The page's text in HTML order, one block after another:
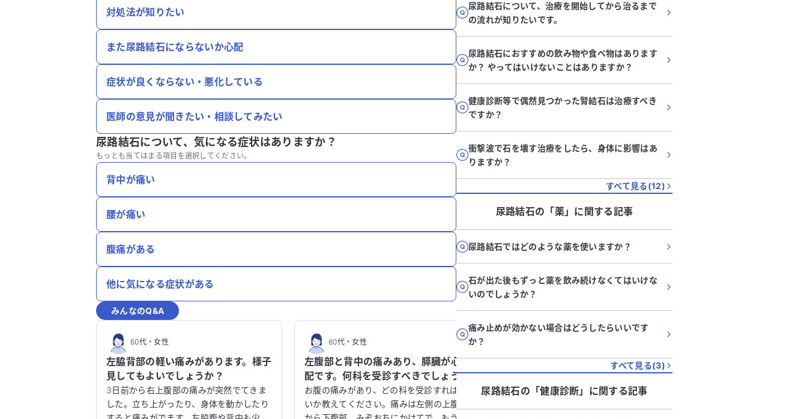
対処法が知りたい
また尿路結石にならないか心配
症状が良くならない・悪化している
医師の意見が聞きたい・相談してみたい
尿路結石について、 気になる症状はありますか？
もっとも当てはまる項目を選択してください。
背中が痛い
腰が痛い
腹痛がある
他に気になる症状がある
みんなのQ&A
60代・女性
左脇背部の軽い痛みがあります。様子
見してもよいでしょうか？
3日前から右上腹部の痛みが突然でてきま
した。立ち上がったり、身体を動かしたり
60代・女性
左腹部と背中の痛みあり、膵臓が心
配です。何科を受診すべきでしょう
か？
お腹の痛みがあり、どの科を受診すればよ
いか教えてください。痛みは左側の上腹部
尿路結石について、治療を開始してから治るまで
の流れが知りたいです。
尿路結石におすすめの飲み物や食べ物はあります
か？ やってはいけないことはありますか？
健康診断等で偶然見つかった腎結石は治療すべき
ですか？
衝撃波で石を壊す治療をしたら、身体に影響はあ
りますか？
すべて見る(12)
尿路結石の「薬」に関する記事
尿路結石ではどのような薬を使いますか？
石が出た後もずっと薬を飲み続けなくてはいけな
いのでしょうか？
痛み止めが効かない場合はどうしたらいいです
か？
すべて見る(3)
尿路結石の「健康診断」に関する記事